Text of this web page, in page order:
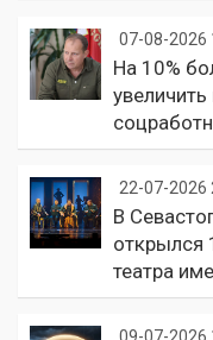
07-08-2026
На 10%
22-07-2026
В
открылся
театра
09-07-2026